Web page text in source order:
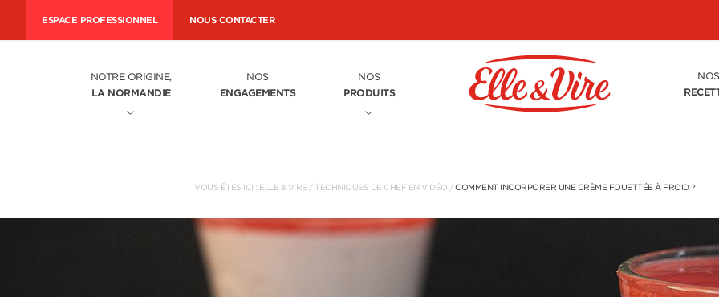
ESPACE PROFESSIONNEL NOUS CONTACTER
NOTRE ORIGINE,
LA NORMANDIE
NOS
ENGAGEMENTS
NOS
PRODUITS
NOS
VOUS ÊTES ICI : ELLE & VIRE / TECHNIQUES DE CHEF EN VIDÉO /COMMENT INCORPORER UNE CRÈME FOUETTÉE À FROID ?